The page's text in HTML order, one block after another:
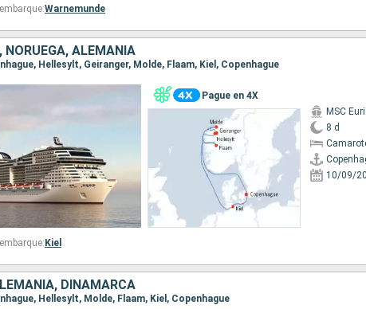
Warnemunde
NORUEGA, ALEMANIA
Hellesylt, Geiranger, Molde, Flaam, Kiel, Copenhague
Pague en 4X
MSC
8 d
10/09/
Kiel
DINAMARCA
Hellesylt, Molde, Flaam, Kiel, Copenhague